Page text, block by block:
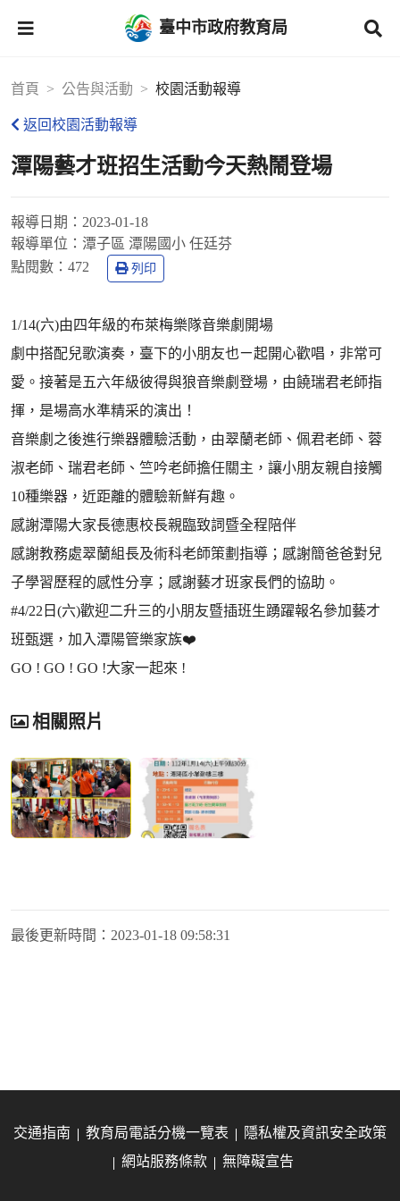
臺中市政府教育局
首頁 公告與活動 校園活動報導
返回校園活動報導
潭陽藝才班招生活動今天熱鬧登場
報導日期： 2023-01-18
報導單位： 潭子區 潭陽國小 任廷芬
點閱數： 472 列印
1/14(六)由四年級的布萊梅樂隊音樂劇開場
劇中搭配兒歌演奏，臺下的小朋友也ㄧ起開心歡唱，非常可
愛。接著是五六年級彼得與狼音樂劇登場，由饒瑞君老師指
揮，是場高水準精采的演出！
音樂劇之後進行樂器體驗活動，由翠蘭老師、佩君老師、蓉
淑老師、瑞君老師、竺吟老師擔任關主，讓小朋友親自接觸
10種樂器，近距離的體驗新鮮有趣。
感謝潭陽大家長德惠校長親臨致詞暨全程陪伴
感謝教務處翠蘭組長及術科老師策劃指導；感謝簡爸爸對兒
子學習歷程的感性分享；感謝藝才班家長們的協助。
#4/22日(六)歡迎二升三的小朋友暨插班生踴躍報名參加藝才
班甄選，加入潭陽管樂家族❤️
GO ! GO ! GO !大家一起來 !
相關照片
最後更新時間： 2023-01-18 09:58:31
交通指南 教育局電話分機一覽表
隱私權及資訊安全政策
網站服務條款
無障礙宣告